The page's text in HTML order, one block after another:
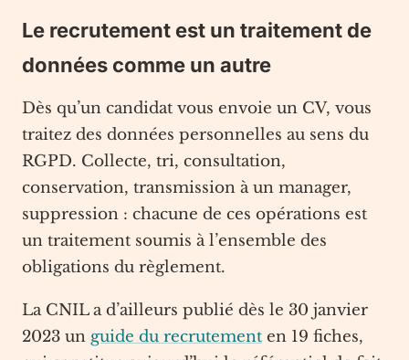
Le recrutement est un traitement de
données comme un autre
Dès qu’un candidat vous envoie un CV, vous
traitez des données personnelles au sens du
RGPD. Collecte, tri, consultation,
conservation, transmission à un manager,
suppression : chacune de ces opérations est
un traitement soumis à l’ensemble des
obligations du règlement.
La CNIL a d’ailleurs publié dès le 30 janvier
2023 un guide du recrutement en 19 fiches,